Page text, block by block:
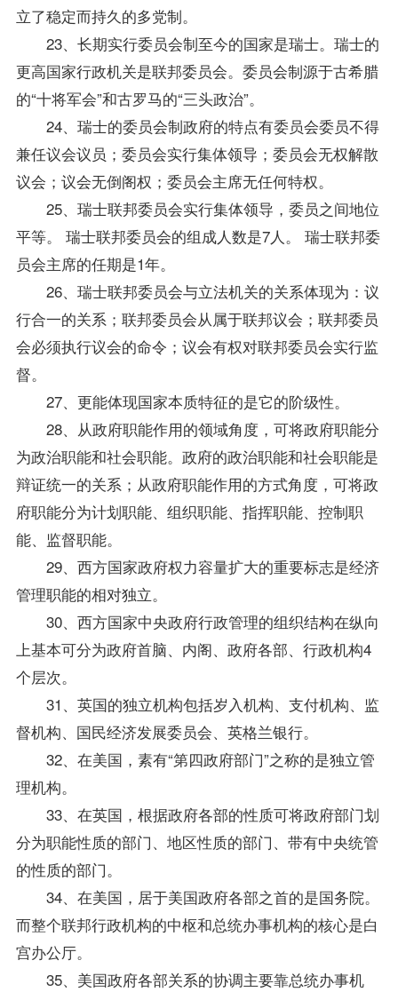
立了稳定而持久的多党制。
23、长期实行委员会制至今的国家是瑞士。瑞士的
更高国家行政机关是联邦委员会。委员会制源于古希腊
的“十将军会”和古罗马的“三头政治”。
24、瑞士的委员会制政府的特点有委员会委员不得
兼任议会议员；委员会实行集体领导；委员会无权解散
议会；议会无倒阁权；委员会主席无任何特权。
25、瑞士联邦委员会实行集体领导，委员之间地位
平等。 瑞士联邦委员会的组成人数是7人。 瑞士联邦委
员会主席的任期是1年。
26、瑞士联邦委员会与立法机关的关系体现为：议
行合一的关系；联邦委员会从属于联邦议会；联邦委员
会必须执行议会的命令；议会有权对联邦委员会实行监
督。
27、更能体现国家本质特征的是它的阶级性。
28、从政府职能作用的领域角度，可将政府职能分
为政治职能和社会职能。政府的政治职能和社会职能是
辩证统一的关系；从政府职能作用的方式角度，可将政
府职能分为计划职能、组织职能、指挥职能、控制职
能、监督职能。
29、西方国家政府权力容量扩大的重要标志是经济
管理职能的相对独立。
30、西方国家中央政府行政管理的组织结构在纵向
上基本可分为政府首脑、内阁、政府各部、行政机构4
个层次。
31、英国的独立机构包括岁入机构、支付机构、监
督机构、国民经济发展委员会、英格兰银行。
32、在美国，素有“第四政府部门”之称的是独立管
理机构。
33、在英国，根据政府各部的性质可将政府部门划
分为职能性质的部门、地区性质的部门、带有中央统管
的性质的部门。
34、在美国，居于美国政府各部之首的是国务院。
而整个联邦行政机构的中枢和总统办事机构的核心是白
宫办公厅。
35、美国政府各部关系的协调主要靠总统办事机